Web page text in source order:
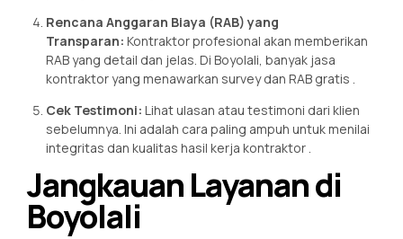
Rencana Anggaran Biaya (RAB) yang
Transparan: Kontraktor profesional akan memberikan
RAB yang detail dan jelas. Di Boyolali, banyak jasa
kontraktor yang menawarkan survey dan RAB gratis
Cek Testimoni: Lihat ulasan atau testimoni dari klien
sebelumnya. Ini adalah cara paling ampuh untuk menilai
integritas dan kualitas hasil kerja kontraktor
Jangkauan Layanan di
Boyolali